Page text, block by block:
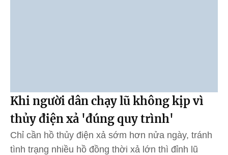
Khi người dân chạy lũ không kịp vì
thủy điện xả 'đúng quy trình'
Chỉ cần hồ thủy điện xả sớm hơn nửa ngày, tránh
tình trạng nhiều hồ đồng thời xả lớn thì đỉnh lũ